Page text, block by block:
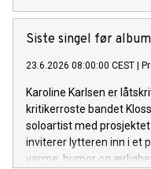
Siste singel før
23.6.2026 08:00:00 CEST
Karoline Karlsen er
kritikerroste bandet
soloartist med prosjektet
inviterer lytteren inn i et
varme, humor og